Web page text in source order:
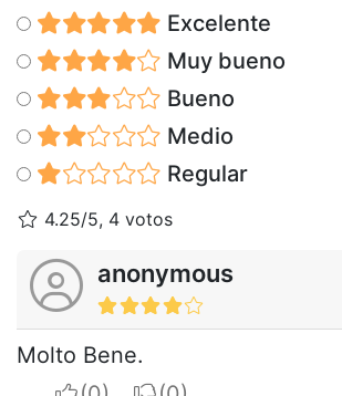
Excelente
Muy bueno
Bueno
Medio
Regular
4.25/5, 4 votos
anonymous
Molto Bene.